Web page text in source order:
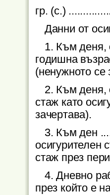
гр. (с.)
Данни от
1. Към деня,
годишна
(ненужното се
2. Към деня,
стаж като
зачертава).
3. Към ден
осигурителен
стаж през
4. Дневно
през който е